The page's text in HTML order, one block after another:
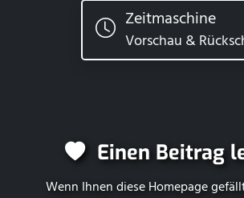
Zeitmaschine
Vorschau &
Einen Beitrag
Wenn Ihnen diese Homepage